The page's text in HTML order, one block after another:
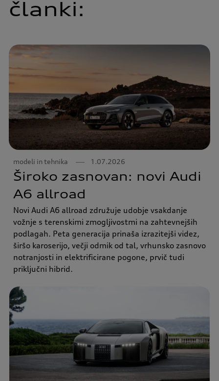
članki:
modeli in tehnika 1.07.2026
Široko zasnovan: novi Audi
A6 allroad
Novi Audi A6 allroad združuje udobje vsakdanje
vožnje s terenskimi zmogljivostmi na zahtevnejših
podlagah. Peta generacija prinaša izrazitejši videz,
širšo karoserijo, večji odmik od tal, vrhunsko zasnovo
notranjosti in elektrificirane pogone, prvič tudi
priključni hibrid.